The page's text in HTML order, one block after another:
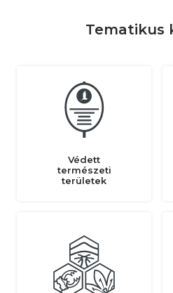
Tematikus
Védett
természeti
területek